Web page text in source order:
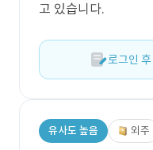
고 있습니다.
로그인
유사도 높음 외주